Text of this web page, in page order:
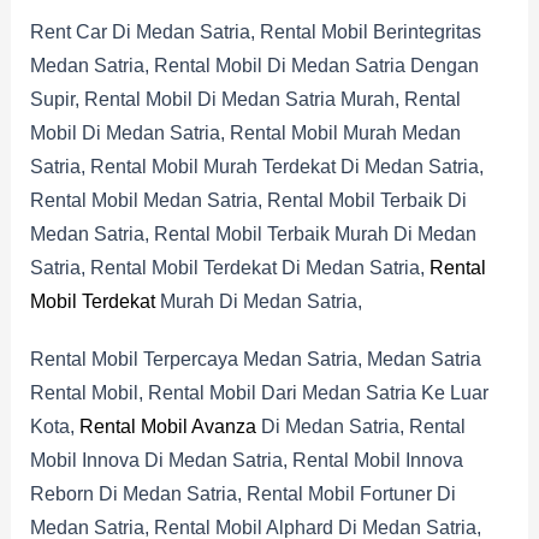
Rent Car Di Medan Satria, Rental Mobil Berintegritas
Medan Satria, Rental Mobil Di Medan Satria Dengan
Supir, Rental Mobil Di Medan Satria Murah, Rental
Mobil Di Medan Satria, Rental Mobil Murah Medan
Satria, Rental Mobil Murah Terdekat Di Medan Satria,
Rental Mobil Medan Satria, Rental Mobil Terbaik Di
Medan Satria, Rental Mobil Terbaik Murah Di Medan
Satria, Rental Mobil Terdekat Di Medan Satria, Rental
Mobil TerdekatMurah Di Medan Satria,
Rental Mobil Terpercaya Medan Satria, Medan Satria
Rental Mobil, Rental Mobil Dari Medan Satria Ke Luar
Kota, Rental Mobil Avanza Di Medan Satria, Rental
Mobil Innova Di Medan Satria, Rental Mobil Innova
Reborn Di Medan Satria, Rental Mobil Fortuner Di
Medan Satria, Rental Mobil Alphard Di Medan Satria,